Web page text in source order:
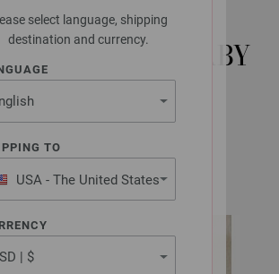
select language, shipping
destination and currency.
TO
USA - The United States
LANA GROSSA
WOOL BABY
PUNTO
INFANTI No. 22 | Model 5